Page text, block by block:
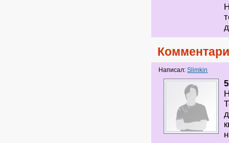
Написал:Slimkin